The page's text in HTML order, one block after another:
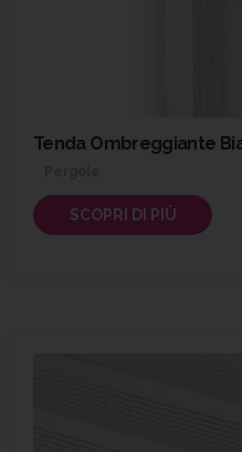
Tenda Ombreggiante
SCOPRI DI PIÙ